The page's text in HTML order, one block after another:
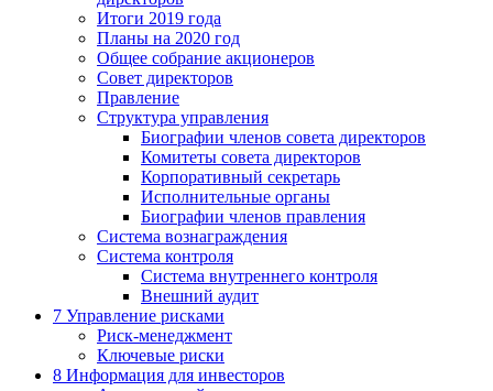
Итоги 2019 года
Планы на 2020 год
Общее собрание акционеров
Совет директоров
Правление
Структура управления
Биографии членов совета директоров
Комитеты совета директоров
Корпоративный секретарь
Исполнительные органы
Биографии членов правления
Система вознаграждения
Система контроля
Система внутреннего контроля
Внешний аудит
7 Управление рисками
Риск-менеджмент
Ключевые риски
8 Информация для инвесторов